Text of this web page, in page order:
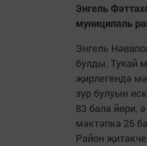
Энгель
муниципаль
Энгель
булды. Тукай
җирлегендә
зур булуын
83 бала йөри,
мәктәпкә 25
Район